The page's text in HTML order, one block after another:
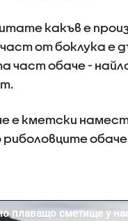
какъв е
част от боклука е
част обаче -
е кметски
риболовците